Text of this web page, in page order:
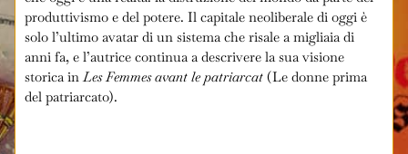
produttivismo e del potere. Il capitale neoliberale di oggi è
solo l’ultimo avatar di un sistema che risale a migliaia di
anni fa, e l’autrice continua a descrivere la sua visione
storica in Les Femmes avant le patriarcat (Le donne prima
del patriarcato).